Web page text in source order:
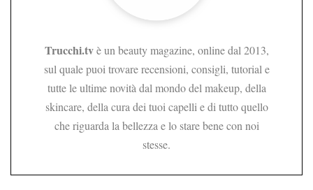
Trucchi.tvè un beauty magazine, online dal 2013,
sul quale puoi trovare recensioni, consigli, tutorial e
tutte le ultime novità dal mondo del makeup, della
skincare, della cura dei tuoi capelli e di tutto quello
che riguarda la bellezza e lo stare bene con noi
stesse.